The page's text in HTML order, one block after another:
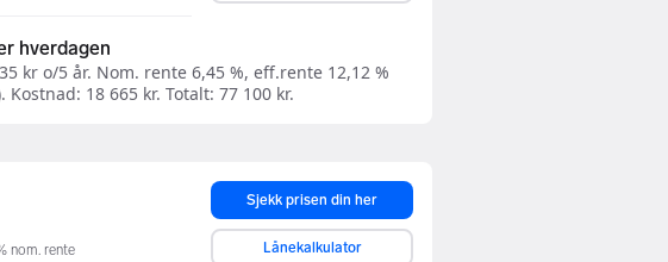
hverdagen
kr o/5 år. Nom. rente 6,45 %, eff.rente 12,12 %
18 665 kr. Totalt: 77 100 kr.
nom. rente
Sjekk prisen din her
Lånekalkulator